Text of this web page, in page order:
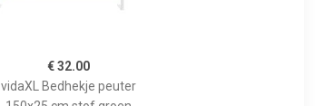
€ 32.00
vidaXL Bedhekje peuter